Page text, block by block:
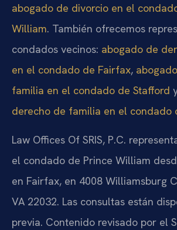
abogado de divorcio en el
William. También ofrecemos
condados vecinos: abogado de
en el condado de Fairfax,
familia en el condado de Stafford
derecho de familia en el condado
Law Offices Of SRIS, P.C.
el condado de Prince William
en Fairfax, en 4008 Williamsburg
VA 22032. Las consultas están
previa. Contenido revisado por el